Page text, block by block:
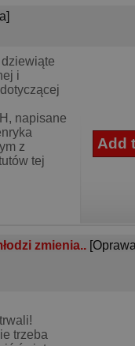
i
napisane
z
tej
zmienia.. [Oprawa
trzeba